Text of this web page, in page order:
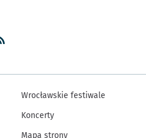
Wrocławskie festiwale
Koncerty
Mapa strony